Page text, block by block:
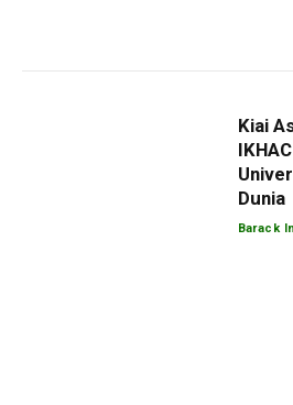
Kiai
Dunia
Barack